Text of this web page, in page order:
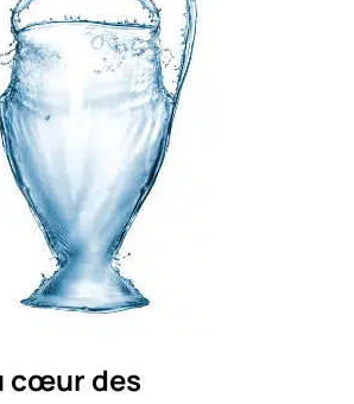
cœur des